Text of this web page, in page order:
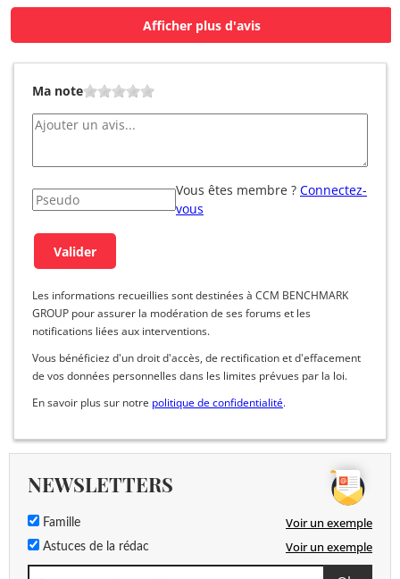
Afficher plus d'avis
Ma note
Vous êtes membre ? Connectez-
vous
Les informations recueillies sont destinées à CCM BENCHMARK
GROUP pour assurer la modération de ses forums et les
notifications liées aux interventions.
Vous bénéficiez d'un droit d'accès, de rectification et d'effacement
de vos données personnelles dans les limites prévues par la loi.
En savoir plus sur notre politique de confidentialité.
NEWSLETTERS
Famille Voir un exemple
Astuces de la rédac Voir un exemple